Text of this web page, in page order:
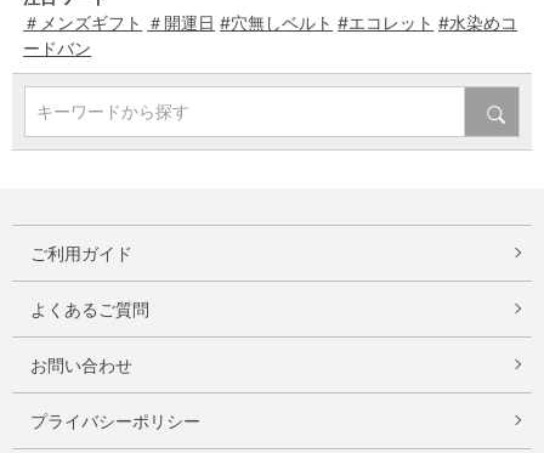
＃メンズギフト ＃開運日 #穴無しベルト #エコレット #水染めコ
ードバン
キーワードから探す
ご利用ガイド
よくあるご質問
お問い合わせ
プライバシーポリシー